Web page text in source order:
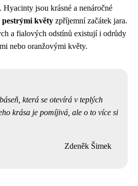
Hyacinty jsou krásné a nenáročné
pestrými květy zpříjemní začátek jara.
a fialových odstínů existují i odrůdy
nebo oranžovými květy.
která se otevírá v teplých
krása je pomíjivá, ale o to více si
Zdeněk Šimek